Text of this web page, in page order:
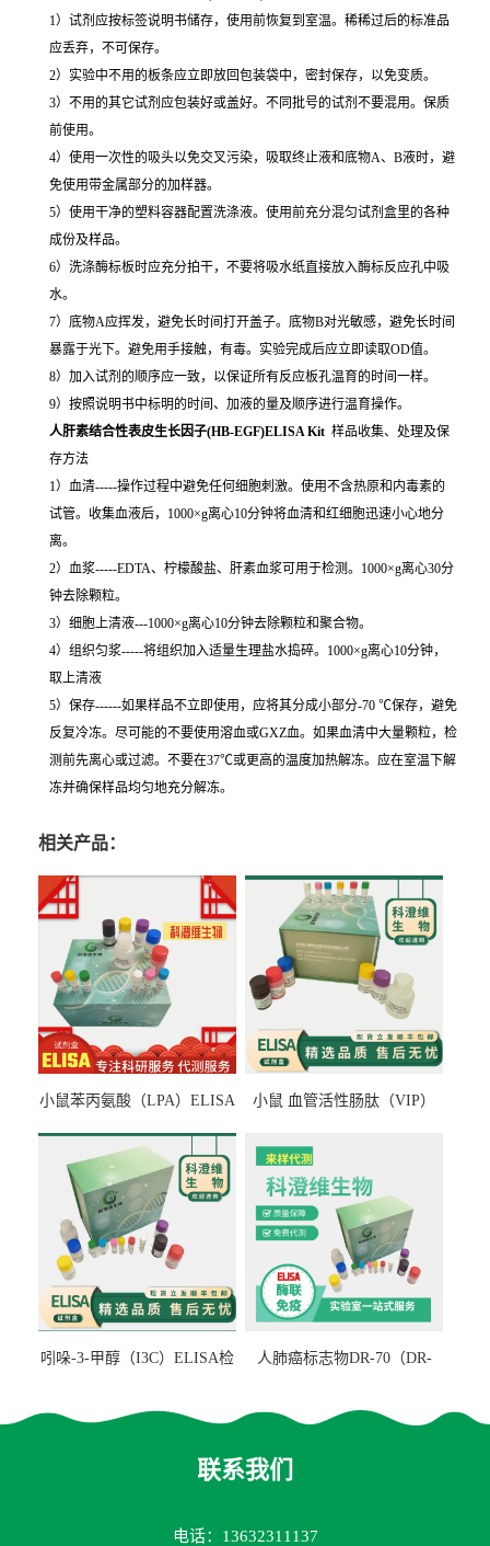
1）试剂应按标签说明书储存，使用前恢复到室温。稀稀过后的标准品
应丢弃，不可保存。
2）实验中不用的板条应立即放回包装袋中，密封保存，以免变质。
3）不用的其它试剂应包装好或盖好。不同批号的试剂不要混用。保质
前使用。
4）使用一次性的吸头以免交叉污染，吸取终止液和底物A、B液时，避
免使用带金属部分的加样器。
5）使用干净的塑料容器配置洗涤液。使用前充分混匀试剂盒里的各种
成份及样品。
6）洗涤酶标板时应充分拍干，不要将吸水纸直接放入酶标反应孔中吸
水。
7）底物A应挥发，避免长时间打开盖子。底物B对光敏感，避免长时间
暴露于光下。避免用手接触，有毒。实验完成后应立即读取OD值。
8）加入试剂的顺序应一致，以保证所有反应板孔温育的时间一样。
9）按照说明书中标明的时间、加液的量及顺序进行温育操作。
人肝素结合性表皮生长因子(HB-EGF)ELISA Kit 样品收集、处理及保
存方法
1）血清-----操作过程中避免任何细胞刺激。使用不含热原和内毒素的
试管。收集血液后，1000×g离心10分钟将血清和红细胞迅速小心地分
离。
2）血浆-----EDTA、柠檬酸盐、肝素血浆可用于检测。1000×g离心30分
钟去除颗粒。
3）细胞上清液---1000×g离心10分钟去除颗粒和聚合物。
4）组织匀浆-----将组织加入适量生理盐水捣碎。1000×g离心10分钟，
取上清液
5）保存------如果样品不立即使用，应将其分成小部分-70 ℃保存，避免
反复冷冻。尽可能的不要使用溶血或GXZ血。如果血清中大量颗粒，检
测前先离心或过滤。不要在37℃或更高的温度加热解冻。应在室温下解
冻并确保样品均匀地充分解冻。
相关产品：
小鼠苯丙氨酸（LPA）ELISA
小鼠 血管活性肠肽（VIP）
吲哚-3-甲醇（I3C）ELISA检
人肺癌标志物DR-70（DR-
联系我们
电话：13632311137